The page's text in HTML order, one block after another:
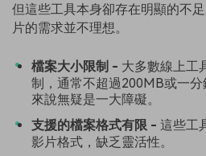
但這些工具本身卻存在明顯的不
片的需求並不理想。
檔案大小限制 - 大多數線上工
制，通常不超過200MB或一
來說無疑是一大障礙。
支援的檔案格式有限 - 這些工
影片格式，缺乏靈活性。